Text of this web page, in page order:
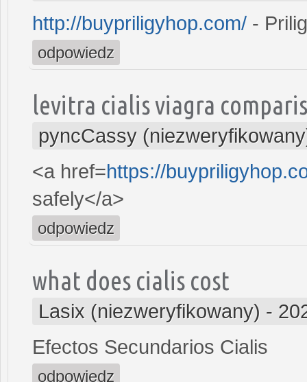
http://buypriligyhop.com/ -
odpowiedz
levitra cialis viagra
pyncCassy
<a href=https://
safely</a>
odpowiedz
what does cialis cost
Lasix (niezweryfikowany) -
Efectos Secundarios Cialis
odpowiedz